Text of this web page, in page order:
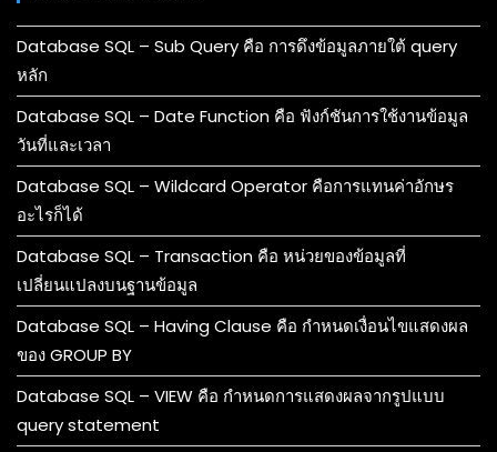
Database SQL – Sub Query คือ การดึงข้อมูลภายใต้ query
หลัก
Database SQL – Date Function คือ ฟังก์ชันการใช้งานข้อมูล
วันที่และเวลา
Database SQL – Wildcard Operator คือการแทนค่าอักษร
อะไรก็ได้
Database SQL – Transaction คือ หน่วยของข้อมูลที่
เปลี่ยนแปลงบนฐานข้อมูล
Database SQL – Having Clause คือ กำหนดเงื่อนไขแสดงผล
ของ GROUP BY
Database SQL – VIEW คือ กำหนดการแสดงผลจากรูปแบบ
query statement